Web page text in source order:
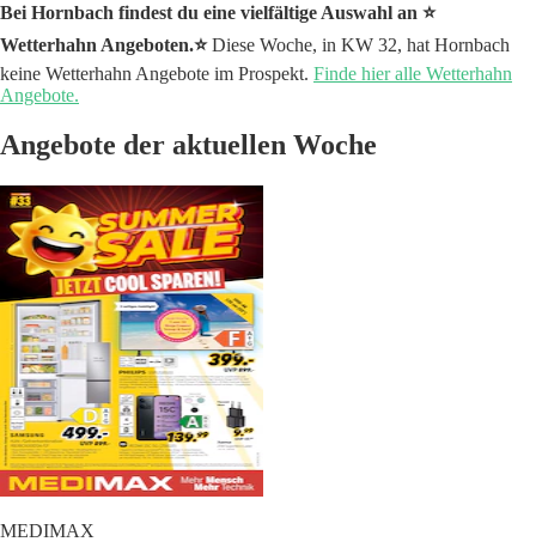
Bei Hornbach findest du eine vielfältige Auswahl an ⭐️
Wetterhahn Angeboten.⭐️Diese Woche, in KW 32, hat Hornbach
keine Wetterhahn Angebote im Prospekt. Finde hier alle Wetterhahn
Angebote.
Angebote der aktuellen Woche
MEDIMAX